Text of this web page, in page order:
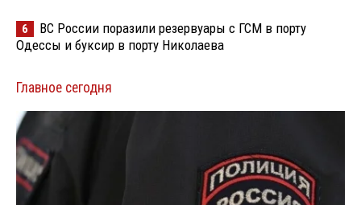
6
ВС России поразили резервуары с ГСМ в порту
Одессы и буксир в порту Николаева
Главное сегодня